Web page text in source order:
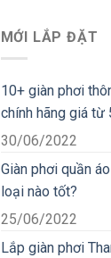
MỚI LẮP ĐẶT
10+ giàn phơi
chính hãng giá từ
30/06/2022
Giàn phơi quần
loại nào tốt?
25/06/2022
Lắp giàn phơi